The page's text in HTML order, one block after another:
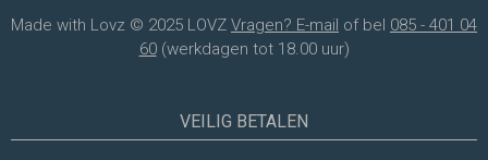
Made with Lovz © 2025 LOVZ Vragen? E-mail of bel 085 - 401 04
60(werkdagen tot 18.00 uur)
VEILIG BETALEN